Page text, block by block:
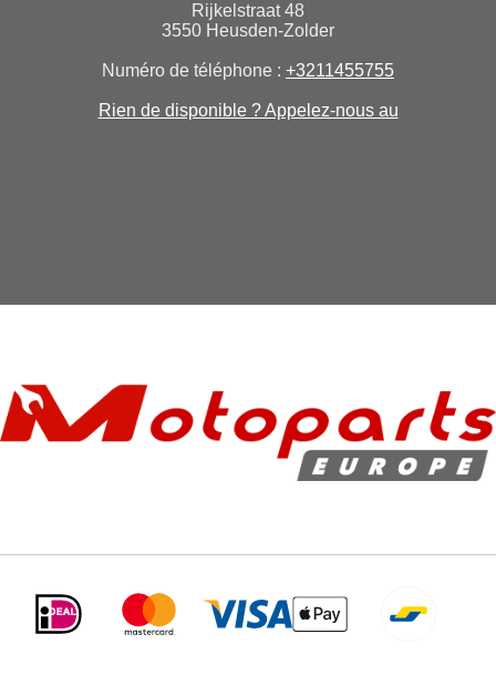
Rijkelstraat 48
3550 Heusden-Zolder
Numéro de téléphone : +3211455755
Rien de disponible ? Appelez-nous au